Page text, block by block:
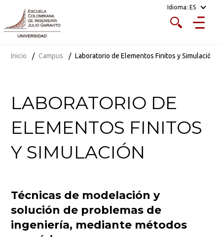
Idioma: ES
Inicio Campus Laboratorio de Elementos Finitos y Simulación
LABORATORIO DE
ELEMENTOS FINITOS
Y SIMULACIÓN
Técnicas de modelación y
solución de problemas de
ingeniería, mediante métodos